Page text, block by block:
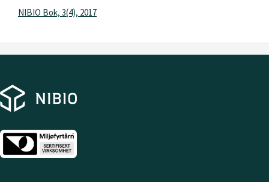
NIBIO Bok, 3(4), 2017